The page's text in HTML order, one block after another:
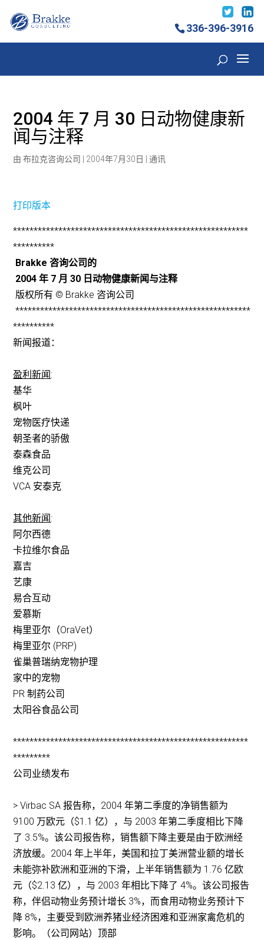
336-396-3916
2004 年 7 月 30 日动物健康新
闻与注释
由布拉克咨询公司 2004年7月30日 |通讯
打印版本
*********************************************************
**********
Brakke 咨询公司的
2004 年 7 月 30 日动物健康新闻与注释
版权所有 © Brakke 咨询公司
*********************************************************
**********
新闻报道：
盈利新闻 :
基华
枫叶
宠物医疗快递
朝圣者的骄傲
泰森食品
维克公司
VCA 安泰克
其他新闻 :
阿尔西德
卡拉维尔食品
嘉吉
艺康
易合互动
爱慕斯
梅里亚尔（OraVet）
梅里亚尔 (PRP)
雀巢普瑞纳宠物护理
家中的宠物
PR 制药公司
太阳谷食品公司
*********************************************************
*********
公司业绩发布
> Virbac SA 报告称，2004 年第二季度的净销售额为
9100 万欧元（$1.1 亿），与 2003 年第二季度相比下降
了 3.5%。该公司报告称，销售额下降主要是由于欧洲经
济放缓。2004 年上半年，美国和拉丁美洲营业额的增长
未能弥补欧洲和亚洲的下滑，上半年销售额为 1.76 亿欧
元（$2.13 亿），与 2003 年相比下降了 4%。该公司报告
称，伴侣动物业务预计增长 3%，而食用动物业务预计下
降 8%，主要受到欧洲养猪业经济困难和亚洲家禽危机的
影响。（公司网站）顶部